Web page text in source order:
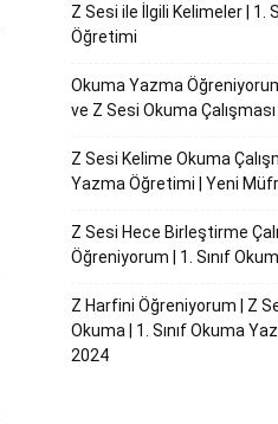
Z Sesi ile İlgili Kelimeler | 1.
Öğretimi
Okuma Yazma
ve Z Sesi Okuma Çalışması
Z Sesi Kelime Okuma
Yazma Öğretimi | Yeni
Z Sesi Hece Birleştirme
Öğreniyorum | 1. Sınıf
Z Harfini Öğreniyorum | Z
Okuma | 1. Sınıf Okuma
2024